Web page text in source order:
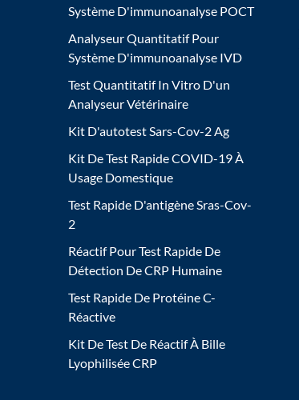
Système D'immunoanalyse POCT
Analyseur Quantitatif Pour
Système D'immunoanalyse IVD
Test Quantitatif In Vitro D'un
Analyseur Vétérinaire
Kit D'autotest Sars-Cov-2 Ag
Kit De Test Rapide COVID-19 À
Usage Domestique
Test Rapide D'antigène Sras-Cov-
2
Réactif Pour Test Rapide De
Détection De CRP Humaine
Test Rapide De Protéine C-
Réactive
Kit De Test De Réactif À Bille
Lyophilisée CRP